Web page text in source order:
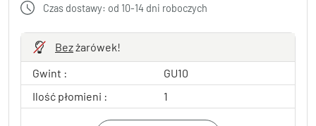
Czas dostawy: od 10-14 dni roboczych
Bezżarówek!
Gwint :
GU10
Ilość płomieni :
1